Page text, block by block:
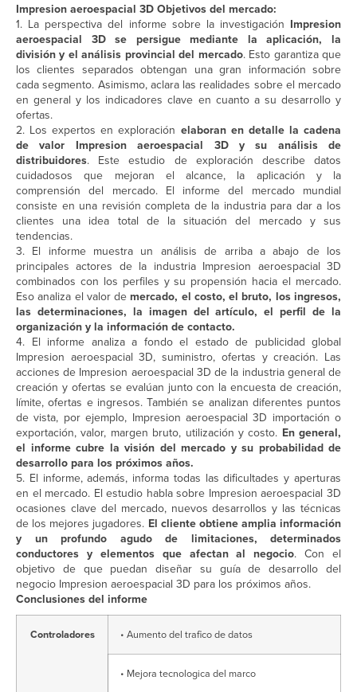
Impresion aeroespacial 3D Objetivos del mercado:
1. La perspectiva del informe sobre la investigación Impresion
aeroespacial 3D se persigue mediante la aplicación, la
división y el análisis provincial del mercado. Esto garantiza que
los clientes separados obtengan una gran información sobre
cada segmento. Asimismo, aclara las realidades sobre el mercado
en general y los indicadores clave en cuanto a su desarrollo y
ofertas.
2. Los expertos en exploración elaboran en detalle la cadena
de valor Impresion aeroespacial 3D y su análisis de
distribuidores. Este estudio de exploración describe datos
cuidadosos que mejoran el alcance, la aplicación y la
comprensión del mercado. El informe del mercado mundial
consiste en una revisión completa de la industria para dar a los
clientes una idea total de la situación del mercado y sus
tendencias.
3. El informe muestra un análisis de arriba a abajo de los
principales actores de la industria Impresion aeroespacial 3D
combinados con los perfiles y su propensión hacia el mercado.
Eso analiza el valor de mercado, el costo, el bruto, los ingresos,
las determinaciones, la imagen del artículo, el perfil de la
organización y la información de contacto.
4. El informe analiza a fondo el estado de publicidad global
Impresion aeroespacial 3D, suministro, ofertas y creación. Las
acciones de Impresion aeroespacial 3D de la industria general de
creación y ofertas se evalúan junto con la encuesta de creación,
límite, ofertas e ingresos. También se analizan diferentes puntos
de vista, por ejemplo, Impresion aeroespacial 3D importación o
exportación, valor, margen bruto, utilización y costo. En general,
el informe cubre la visión del mercado y su probabilidad de
desarrollo para los próximos años.
5. El informe, además, informa todas las dificultades y aperturas
en el mercado. El estudio habla sobre Impresion aeroespacial 3D
ocasiones clave del mercado, nuevos desarrollos y las técnicas
de los mejores jugadores. El cliente obtiene amplia información
y un profundo agudo de limitaciones, determinados
conductores y elementos que afectan al negocio. Con el
objetivo de que puedan diseñar su guía de desarrollo del
negocio Impresion aeroespacial 3D para los próximos años.
Conclusiones del informe
Controladores • Aumento del trafico de datos
• Mejora tecnologica del marco